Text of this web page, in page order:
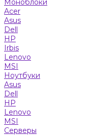
Acer
Asus
Dell
HP
Irbis
Lenovo
MSI
Ноутбуки
Asus
Dell
HP
Lenovo
MSI
Серверы